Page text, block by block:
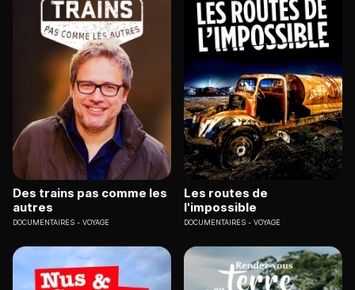
Des trains pas comme les
autres
DOCUMENTAIRES VOYAGE
Les routes de
l'impossible
DOCUMENTAIRES VOYAGE